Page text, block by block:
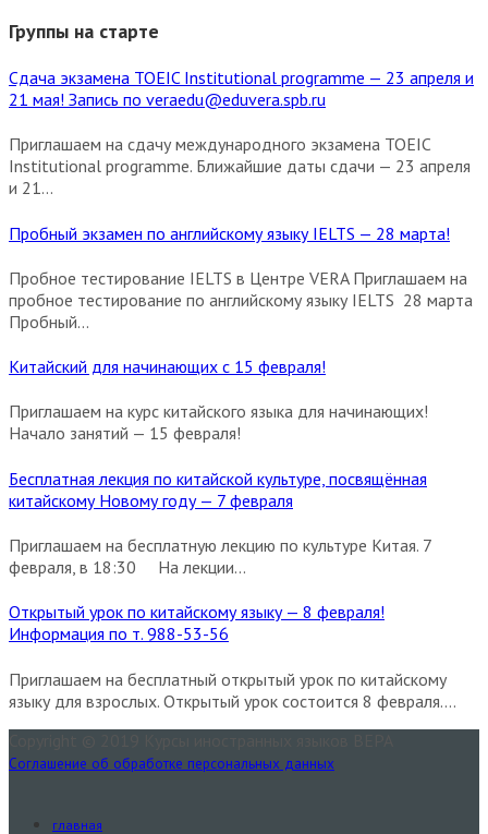
Группы на старте
Сдача экзамена TOEIC Institutional programme — 23 апреля и
21 мая! Запись по veraedu@eduvera.spb.ru
Приглашаем на сдачу международного экзамена TOEIC
Institutional programme. Ближайшие даты сдачи — 23 апреля
и 21...
Пробный экзамен по английскому языку IELTS — 28 марта!
Пробное тестирование IELTS в Центре VERA Приглашаем на
пробное тестирование по английскому языку IELTS 28 марта
Пробный...
Китайский для начинающих с 15 февраля!
Приглашаем на курс китайского языка для начинающих!
Начало занятий — 15 февраля!
Бесплатная лекция по китайской культуре, посвящённая
китайскому Новому году — 7 февраля
Приглашаем на бесплатную лекцию по культуре Китая. 7
февраля, в 18:30 На лекции...
Открытый урок по китайскому языку — 8 февраля!
Информация по т. 988-53-56
Приглашаем на бесплатный открытый урок по китайскому
языку для взрослых. Открытый урок состоится 8 февраля....
Соглашение об обработке персональных данных
главная